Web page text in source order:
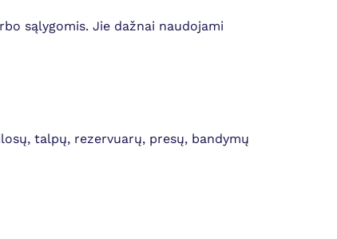
sąlygomis. Jie dažnai naudojami
talpų, rezervuarų, presų, bandymų